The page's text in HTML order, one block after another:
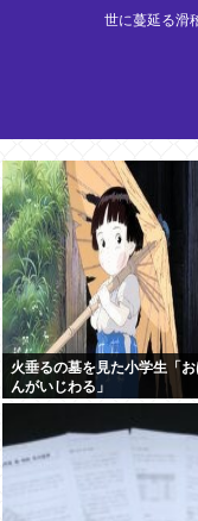
世に蔓延る滑
火垂るの墓を見た小学生「
んがいじわる」